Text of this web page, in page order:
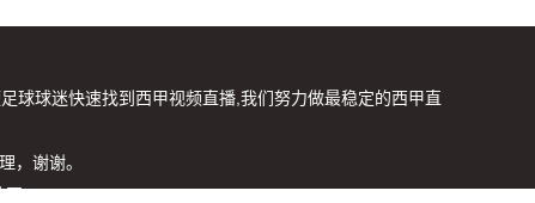
球球迷快速找到西甲视频直播,我们努力做最稳定的西甲直
，谢谢。
图